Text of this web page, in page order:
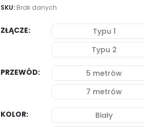
SKU: Brak danych
ZŁĄCZE
Typu 1
Typu 2
PRZEWÓD
5 metrów
7 metrów
KOLOR
Biały